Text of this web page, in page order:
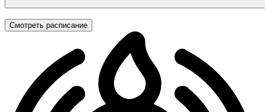
Смотреть расписание